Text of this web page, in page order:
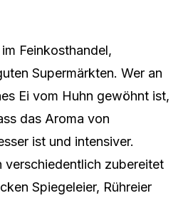
Feinkosthandel,
Supermärkten. Wer an
Ei vom Huhn gewöhnt ist,
das Aroma von
ist und intensiver.
verschiedentlich zubereitet
Spiegeleier, Rühreier